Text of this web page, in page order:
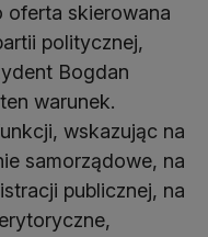
oferta skierowana
politycznej,
Bogdan
warunek.
wskazując na
samorządowe, na
publicznej, na